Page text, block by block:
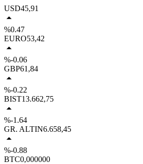
USD45,91
%0.47
EURO53,42
%-0.06
GBP61,84
%-0.22
BIST13.662,75
%-1.64
GR. ALTIN6.658,45
%-0.88
BTC0,000000